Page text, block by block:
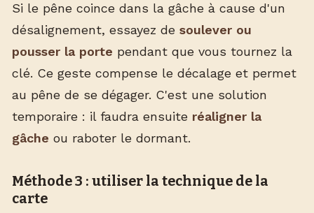
Si le pêne coince dans la gâche à cause d'un
désalignement, essayez de soulever ou
pousser la porte pendant que vous tournez la
clé. Ce geste compense le décalage et permet
au pêne de se dégager. C'est une solution
temporaire : il faudra ensuite réaligner la
gâche ou raboter le dormant.
Méthode 3 : utiliser la technique de la
carte